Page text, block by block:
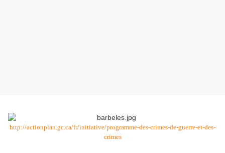
http://actionplan.gc.ca/fr/initiative/programme-des-crimes-de-guerre-et-des-
crimes